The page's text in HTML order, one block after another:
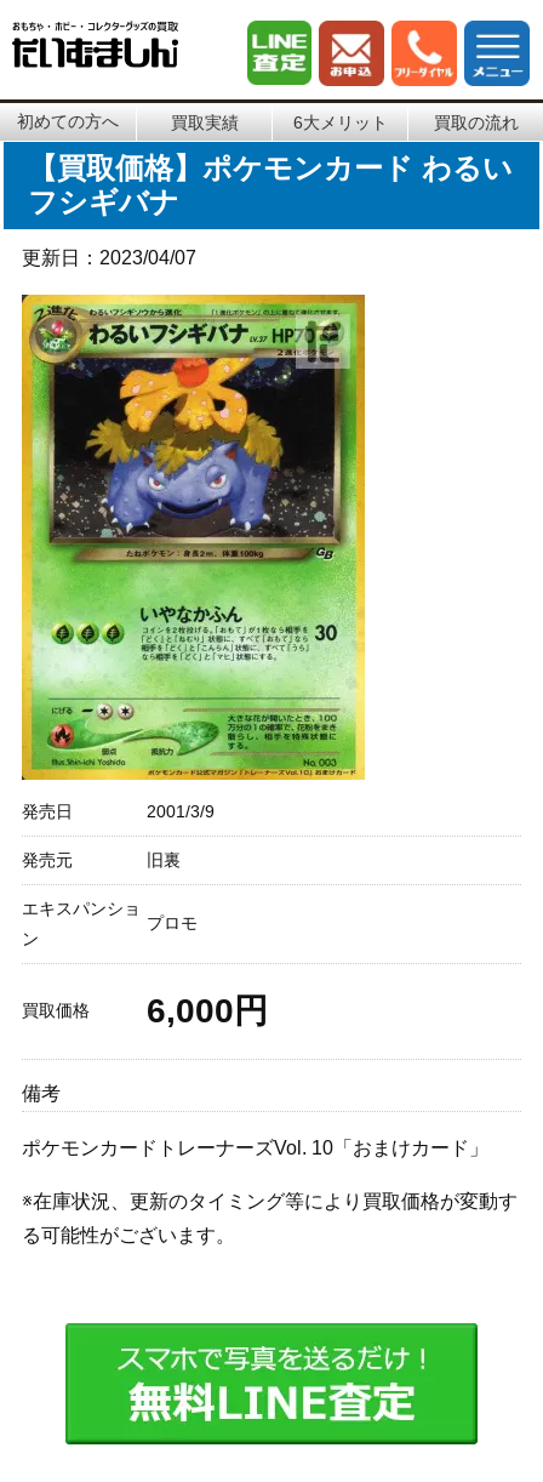
初めての方へ 買取実績 6大メリット 買取の流れ
【買取価格】ポケモンカード わるい
フシギバナ
更新日：2023/04/07
発売日 2001/3/9
発売元 旧裏
エキスパンショ
ン
プロモ
買取価格 6,000円
備考
ポケモンカードトレーナーズVol. 10「おまけカード」
※在庫状況、更新のタイミング等により買取価格が変動す
る可能性がございます。